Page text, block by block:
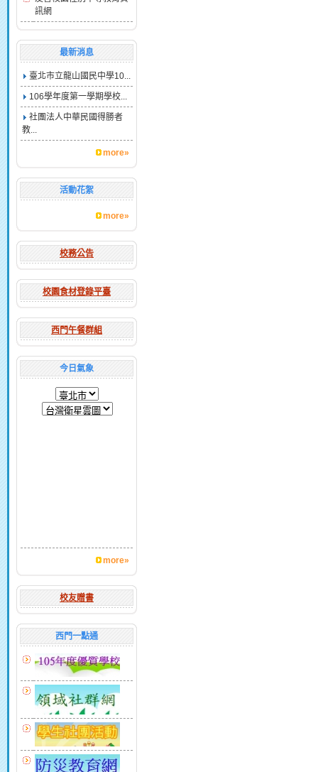
訊網
最新消息
臺北市立龍山國民中學10...
106學年度第一學期學校...
社團法人中華民國得勝者
教...
more»
活動花絮
more»
校務公告
校園食材登錄平臺
西門午餐群組
今日氣象
more»
校友贈書
西門一點通